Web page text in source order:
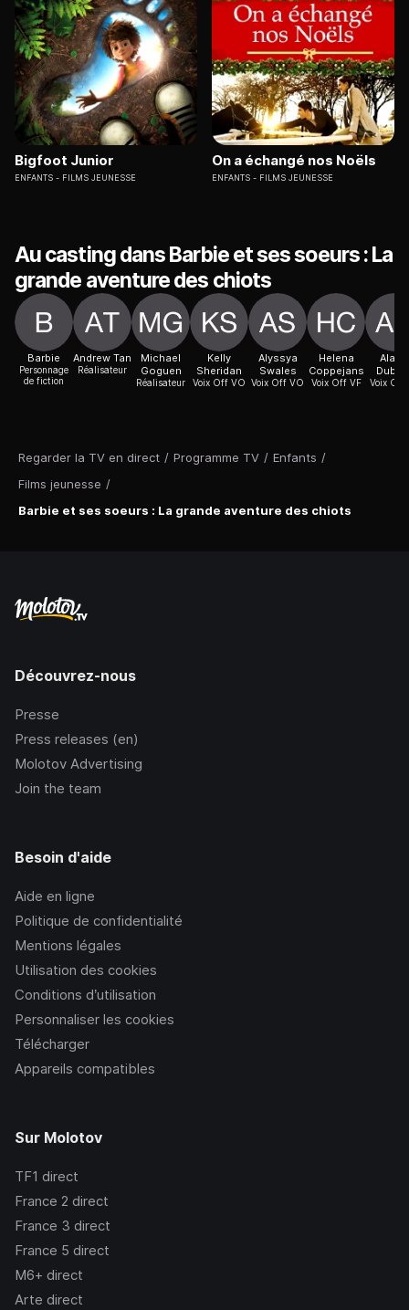
Regarder la TV en direct / Programme TV / Enfants /
Films jeunesse /
Barbie et ses soeurs : La grande aventure des chiots
Bigfoot Junior
ENFANTS FILMS JEUNESSE
On a échangé nos Noëls
ENFANTS FILMS JEUNESSE
Au casting dans Barbie et ses soeurs : La
grande aventure des chiots
Barbie
Personnage
de fiction
Andrew Tan
Réalisateur
Michael
Goguen
Réalisateur
Kelly
Sheridan
Voix Off VO
Alyssya
Swales
Voix Off VO
Helena
Coppejans
Voix Off VF
Alayin
Voix Off
Découvrez-nous
Presse
Press releases (en)
Molotov Advertising
Join the team
Besoin d'aide
Aide en ligne
Politique de confidentialité
Mentions légales
Utilisation des cookies
Conditions d’utilisation
Personnaliser les cookies
Télécharger
Appareils compatibles
Sur Molotov
TF1 direct
France 2 direct
France 3 direct
France 5 direct
M6+ direct
Arte direct